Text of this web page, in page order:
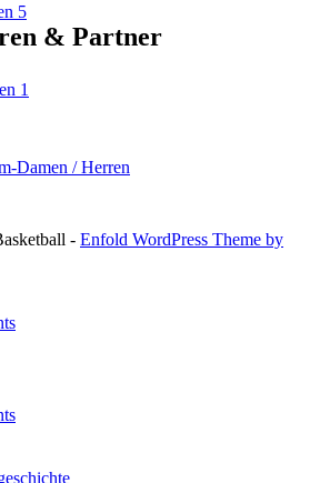
5
1
Damen / Herren
& Partner
- Enfold WordPress Theme by